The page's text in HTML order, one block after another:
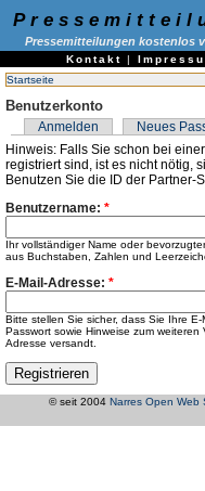
Pressemitteilungen kostenlos
Kontakt |
Startseite
Benutzerkonto
Anmelden Neues
Hinweis: Falls Sie schon bei
registriert sind, ist es nicht nötig,
Benutzen Sie die ID der Partner-
Benutzername: *
Ihr vollständiger Name oder
aus Buchstaben, Zahlen und
E-Mail-Adresse: *
Bitte stellen Sie sicher, dass Sie Ihre
Passwort sowie Hinweise zum
Adresse versandt.
© seit 2004 Narres Open Web